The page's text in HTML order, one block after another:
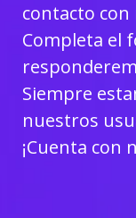
contacto
Completa el
Siempre
nuestros
¡Cuenta con